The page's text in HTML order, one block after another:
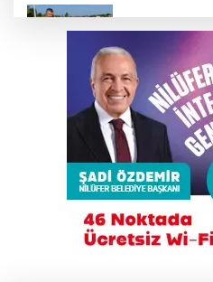
Büyükşehir’den
Uludağ'da çıkan
TEKNOSAB KOBİ
Ahbap Derneği